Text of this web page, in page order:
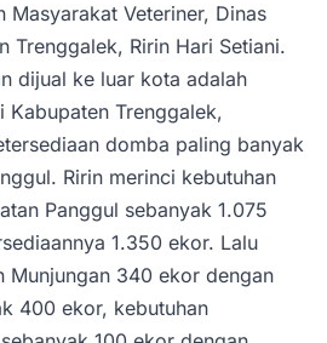
Masyarakat Veteriner, Dinas
Trenggalek, Ririn Hari Setiani.
dijual ke luar kota adalah
Trenggalek,
domba paling banyak
Ririn merinci kebutuhan
Panggul sebanyak 1.075
1.350 ekor. Lalu
Munjungan 340 ekor dengan
400 ekor, kebutuhan